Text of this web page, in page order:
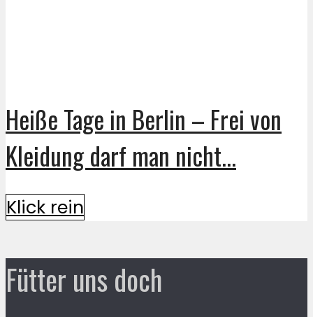
Heiße Tage in Berlin – Frei von
Kleidung darf man nicht...
Klick rein
Fütter uns doch